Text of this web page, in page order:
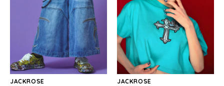
JACKROSE
JACKROSE